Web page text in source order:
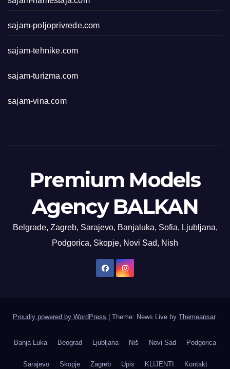
sajam-poljoprivrede.com
sajam-tehnike.com
sajam-turizma.com
sajam-vina.com
Premium Models
Agency BALKAN
Belgrade, Zagreb, Sarajevo, Banjaluka, Sofia, Ljubljana,
Podgorica, Skopje, Novi Sad, Nish
Proudly powered by WordPress Theme: News Live by Themeansar.
Banja Luka Beograd Ljubljana Niš Novi Sad Podgorica
Sarajevo Skopje Zagreb Upis KLIJENTI Kontakt